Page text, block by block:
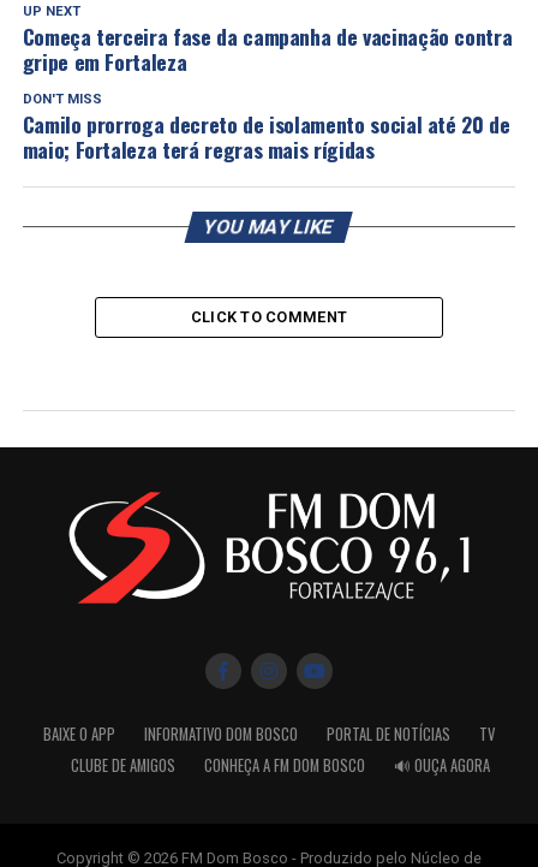
UP NEXT
Começa terceira fase da campanha de vacinação contra
gripe em Fortaleza
DON'T MISS
Camilo prorroga decreto de isolamento social até 20 de
maio; Fortaleza terá regras mais rígidas
YOU MAY LIKE
CLICK TO COMMENT
BAIXE O APP INFORMATIVO DOM BOSCO PORTAL DE NOTÍCIAS
TV
CLUBE DE AMIGOS
CONHEÇA A FM DOM BOSCO 🔊 OUÇA AGORA
Copyright © 2026 FM Dom Bosco - Produzido pelo Núcleo de